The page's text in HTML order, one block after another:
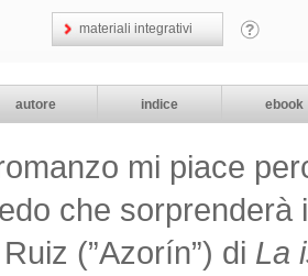
materiali integrativi
autore indice ebook
mi piace
che sorprenderà
(”Azorín”) di La